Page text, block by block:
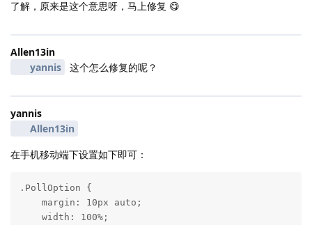
了解，原来是这个意思呀，马上修复 😋
Allen13in
yannis
这个怎么修复的呢？
yannis
Allen13in
在手机移动端下设置如下即可：
.PollOption {
    margin: 10px auto;
    width: 100%;